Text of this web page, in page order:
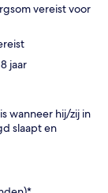
vereist voor
jaar
wanneer hij/zij in
slaapt en